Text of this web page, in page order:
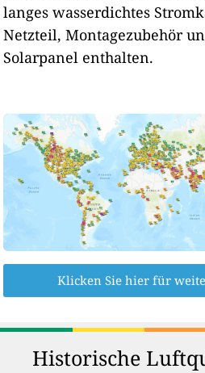
langes wasserdichtes
Netzteil, Montagezubehör
Solarpanel enthalten.
Klicken Sie hier für
Historische